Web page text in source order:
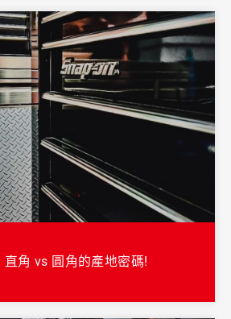
角 vs 圓角的產地密碼!